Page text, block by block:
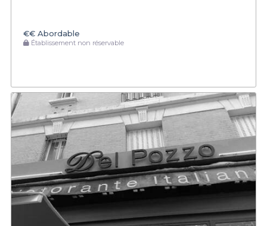
€€ Abordable
Établissement non réservable